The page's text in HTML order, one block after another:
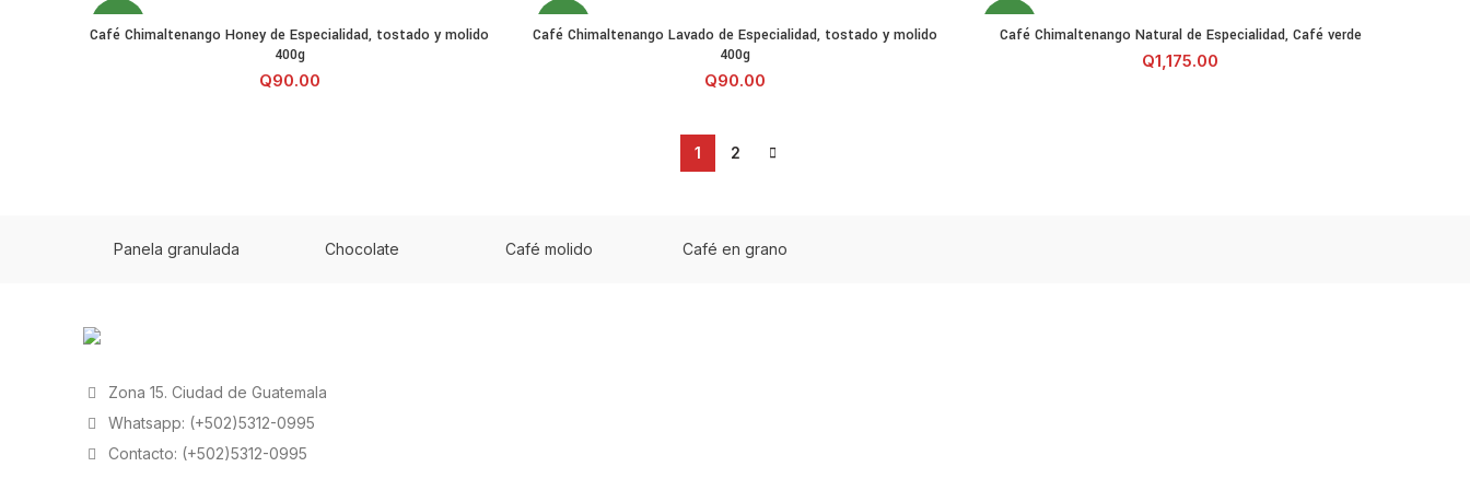
NEW
Café Chimaltenango Honey de Especialidad, tostado y molido 400g cantidad
AÑADIR AL CARRITO
Café Chimaltenango Honey de Especialidad, tostado y molido
400g
Q90.00
NEW
Café Chimaltenango Lavado de Especialidad, tostado y molido 400g cantidad
AÑADIR AL CARRITO
Café Chimaltenango Lavado de Especialidad, tostado y molido
400g
Q90.00
NEW
Café Chimaltenango Natural de Especialidad, Café verde cantidad
AÑADIR AL CARRITO
Café Chimaltenango Natural de Especialidad, Café verde
Q1,175.00
1 2
Panela granulada Chocolate Café molido Café en grano
Zona 15. Ciudad de Guatemala
Whatsapp: (+502)5312-0995
Contacto: (+502)5312-0995